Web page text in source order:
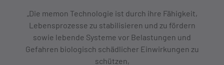
„Die memon Technologie ist durch ihre Fähigkeit,
Lebensprozesse zu stabilisieren und zu fördern
sowie lebende Systeme vor Belastungen und
Gefahren biologisch schädlicher Einwirkungen zu
schützen,